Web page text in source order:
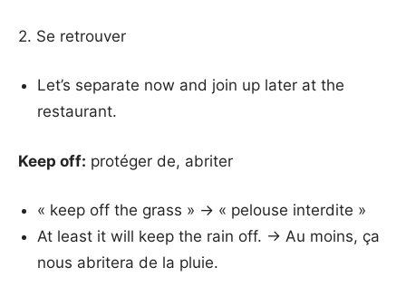
2. Se retrouver
Let’s separate now and join up later at the
restaurant.
Keep off: protéger de, abriter
« keep off the grass » → « pelouse interdite »
At least it will keep the rain off. → Au moins, ça
nous abritera de la pluie.